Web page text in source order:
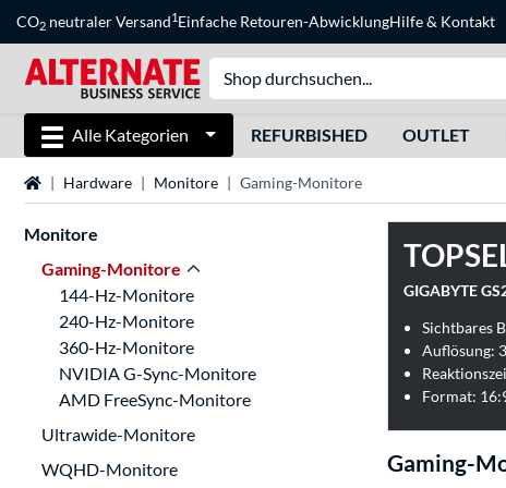
CO2 neutraler Versand1Einfache Retouren-AbwicklungHilfe& Kontakt
Alle Kategorien REFURBISHED OUTLET
StartseiteHardware Monitore Gaming-Monitore
Monitore
Gaming-Monitore
144-Hz-Monitore
240-Hz-Monitore
360-Hz-Monitore
NVIDIA G-Sync-Monitore
AMD FreeSync-Monitore
Ultrawide-Monitore
WQHD-Monitore
GIGABYTE
Sichtbares
Auflösung:
Format:
Gaming-